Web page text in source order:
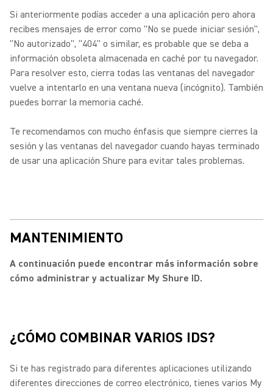
Si anteriormente podías acceder a una aplicación pero ahora
recibes mensajes de error como "No se puede iniciar sesión",
"No autorizado", "404" o similar, es probable que se deba a
información obsoleta almacenada en caché por tu navegador.
Para resolver esto, cierra todas las ventanas del navegador
vuelve a intentarlo en una ventana nueva (incógnito). También
puedes borrar la memoria caché.
Te recomendamos con mucho énfasis que siempre cierres la
sesión y las ventanas del navegador cuando hayas terminado
de usar una aplicación Shure para evitar tales problemas.
MANTENIMIENTO
A continuación puede encontrar más información sobre
cómo administrar y actualizar My Shure ID.
¿CÓMO COMBINAR VARIOS IDS?
Si te has registrado para diferentes aplicaciones utilizando
diferentes direcciones de correo electrónico, tienes varios My